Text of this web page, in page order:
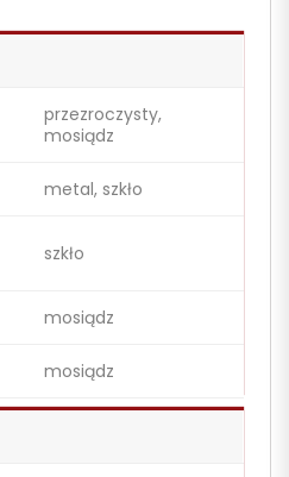
przezroczysty,
mosiądz
metal, szkło
szkło
mosiądz
mosiądz